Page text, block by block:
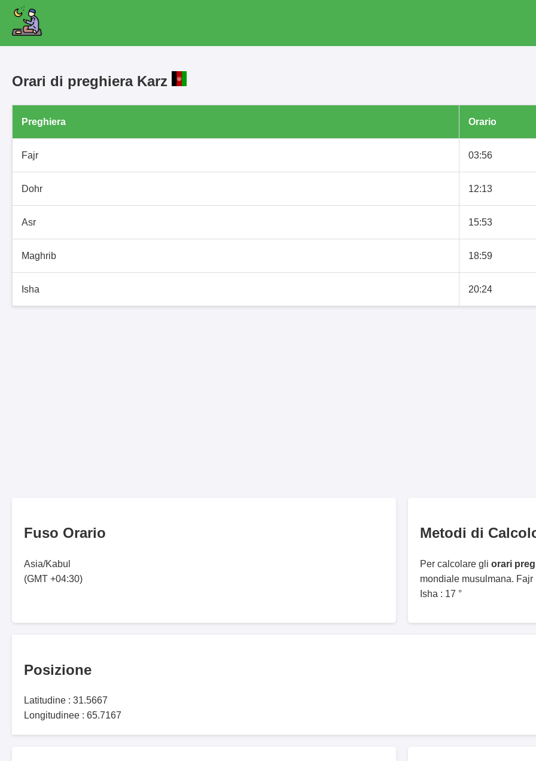
Orari di preghiera Karz
Preghiera Orario
Fajr 03:56
Dohr 12:13
Asr 15:53
Maghrib 18:59
Isha 20:24
Fuso Orario
Asia/Kabul
(GMT +04:30)
Metodi di
Per calcolare gli orari
mondiale musulmana. Fajr
Isha : 17 °
Posizione
Latitudine : 31.5667
Longitudinee : 65.7167